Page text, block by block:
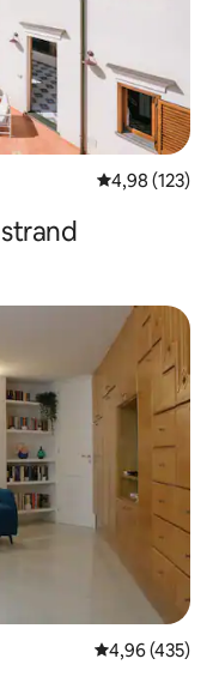
Gemiddelde
4,98 (123)
Gemiddelde
4,96 (435)